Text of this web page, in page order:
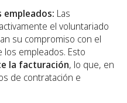
empleados: Las
el voluntariado
su compromiso con el
empleados. Esto
la facturación, lo que, en
de contratación e